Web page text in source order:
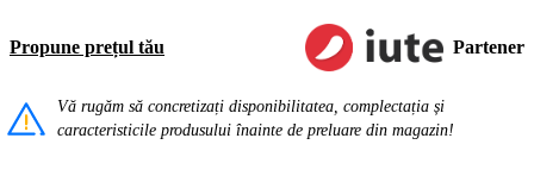
Propune prețul tău Partener
Vă rugăm să concretizați disponibilitatea, complectația și
caracteristicile produsului înainte de preluare din magazin!